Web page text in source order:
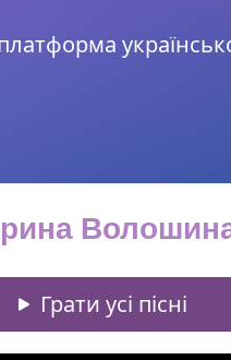
Грати усі пісні